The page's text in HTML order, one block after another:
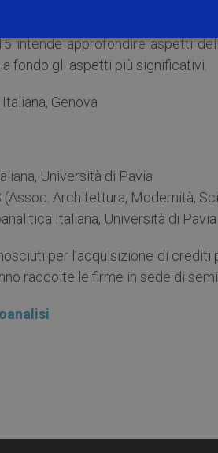
di Pavia (Marco
intende approfondire aspetti
fondo gli aspetti più significativi.
Genova
Università di Pavia
Architettura, Modernità,
Italiana, Università di Pavia
per l’acquisizione di
raccolte le firme in sede di